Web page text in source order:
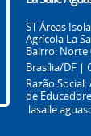
ST Áreas
Agrícola La
Bairro: Norte
Brasília/DF |
Razão
de